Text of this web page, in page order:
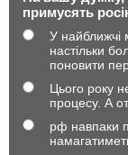
примусять
У найближчі
настільки
поновити
Цього року
процесу. А
рф навпаки